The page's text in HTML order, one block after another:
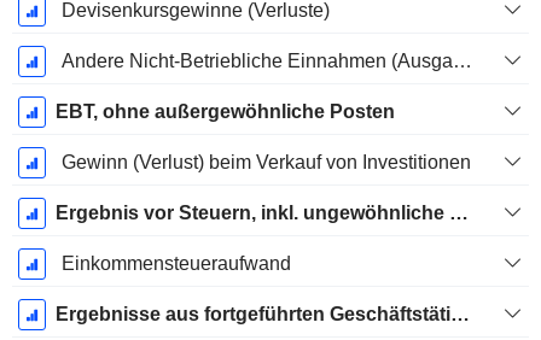
Devisenkursgewinne (Verluste)
Andere Nicht-Betriebliche Einnahmen (Ausgaben)
EBT, ohne außergewöhnliche Posten
Gewinn (Verlust) beim Verkauf von Investitionen
Ergebnis vor Steuern, inkl. ungewöhnliche Posten
Einkommensteueraufwand
Ergebnisse aus fortgeführten Geschäftstätigkeiten